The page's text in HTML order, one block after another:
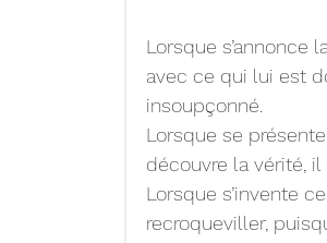
Lorsque s’annonce
avec ce qui lui est
insoupçonné.
Lorsque se
découvre la vérité, il
Lorsque s’invente
recroqueviller,